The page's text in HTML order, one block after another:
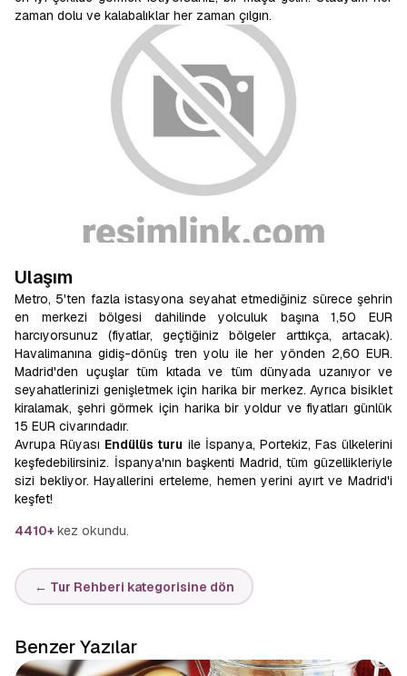
zaman dolu ve kalabalıklar her zaman çılgın.
Ulaşım
Metro, 5'ten fazla istasyona seyahat etmediğiniz sürece şehrin
en merkezi bölgesi dahilinde yolculuk başına 1,50 EUR
harcıyorsunuz (fiyatlar, geçtiğiniz bölgeler arttıkça, artacak).
Havalimanına gidiş-dönüş tren yolu ile her yönden 2,60 EUR.
Madrid'den uçuşlar tüm kıtada ve tüm dünyada uzanıyor ve
seyahatlerinizi genişletmek için harika bir merkez. Ayrıca bisiklet
kiralamak, şehri görmek için harika bir yoldur ve fiyatları günlük
15 EUR civarındadır.
Avrupa Rüyası Endülüs turu ile İspanya, Portekiz, Fas ülkelerini
keşfedebilirsiniz. İspanya'nın başkenti Madrid, tüm güzellikleriyle
sizi bekliyor. Hayallerini erteleme, hemen yerini ayırt ve Madrid'i
keşfet!
4410+ kez okundu.
← Tur Rehberi kategorisine dön
Benzer Yazılar